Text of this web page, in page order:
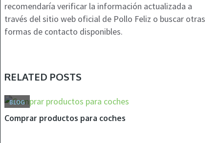
recomendaría verificar la información actualizada a
través del sitio web oficial de Pollo Feliz o buscar otras
formas de contacto disponibles.
RELATED POSTS
BLOG
Comprar productos para coches